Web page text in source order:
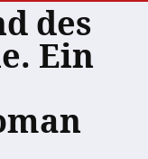
des
Ein